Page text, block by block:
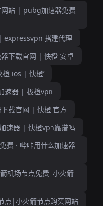
站 | pubg加速器免费
expressvpn 搭建代理
下载官网 | 快橙 安卓
橙 ios | 快橙’
速器 | 极橙vpn
载官网 | 快橙 官方
速器 | 快橙vpn靠谱吗
费 · 哔咔用什么加速器
机场节点免费|小火箭
点|小火箭节点购买网站